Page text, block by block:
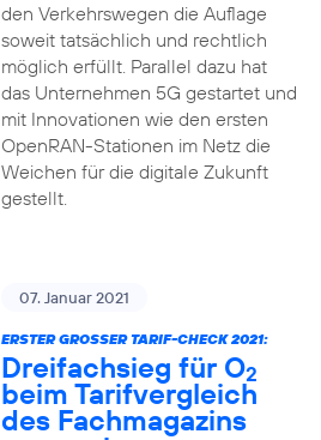
den Verkehrswegen die Auflage
soweit tatsächlich und rechtlich
möglich erfüllt. Parallel dazu hat
das Unternehmen 5G gestartet und
mit Innovationen wie den ersten
OpenRAN-Stationen im Netz die
Weichen für die digitale Zukunft
gestellt.
07. Januar 2021
ERSTER GROSSER TARIF-CHECK 2021:
Dreifachsieg für O2
beim Tarifvergleich
des Fachmagazins